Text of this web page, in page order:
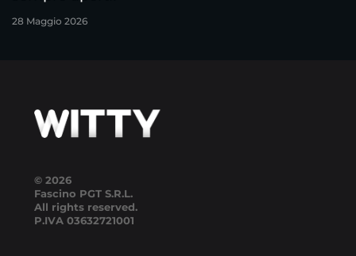
28 Maggio 2026
© 2026
Fascino PGT S.R.L.
All rights reserved.
P.IVA 03632721001